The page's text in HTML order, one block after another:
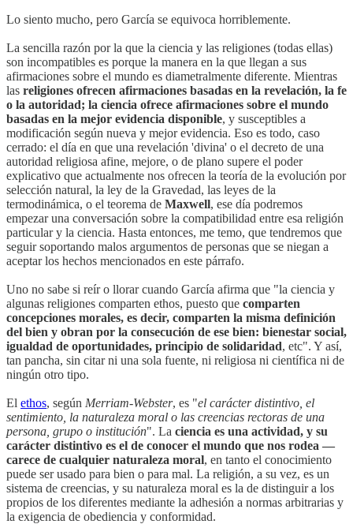
Lo siento mucho, pero García se equivoca horriblemente.
La sencilla razón por la que la ciencia y las religiones (todas ellas)
son incompatibles es porque la manera en la que llegan a sus
afirmaciones sobre el mundo es diametralmente diferente. Mientras
las religiones ofrecen afirmaciones basadas en la revelación, la fe
o la autoridad; la ciencia ofrece afirmaciones sobre el mundo
basadas en la mejor evidencia disponible, y susceptibles a
modificación según nueva y mejor evidencia. Eso es todo, caso
cerrado: el día en que una revelación 'divina' o el decreto de una
autoridad religiosa afine, mejore, o de plano supere el poder
explicativo que actualmente nos ofrecen la teoría de la evolución por
selección natural, la ley de la Gravedad, las leyes de la
termodinámica, o el teorema de Maxwell, ese día podremos
empezar una conversación sobre la compatibilidad entre esa religión
particular y la ciencia. Hasta entonces, me temo, que tendremos que
seguir soportando malos argumentos de personas que se niegan a
aceptar los hechos mencionados en este párrafo.
Uno no sabe si reír o llorar cuando García afirma que "la ciencia y
algunas religiones comparten ethos, puesto que comparten
concepciones morales, es decir, comparten la misma definición
del bien y obran por la consecución de ese bien: bienestar social,
igualdad de oportunidades, principio de solidaridad, etc". Y así,
tan pancha, sin citar ni una sola fuente, ni religiosa ni científica ni de
ningún otro tipo.
El ethos, según Merriam-Webster, es "el carácter distintivo, el
sentimiento, la naturaleza moral o las creencias rectoras de una
persona, grupo o institución". La ciencia es una actividad, y su
carácter distintivo es el de conocer el mundo que nos rodea —
carece de cualquier naturaleza moral, en tanto el conocimiento
puede ser usado para bien o para mal. La religión, a su vez, es un
sistema de creencias, y su naturaleza moral es la de distinguir a los
propios de los diferentes mediante la adhesión a normas arbitrarias y
la exigencia de obediencia y conformidad.